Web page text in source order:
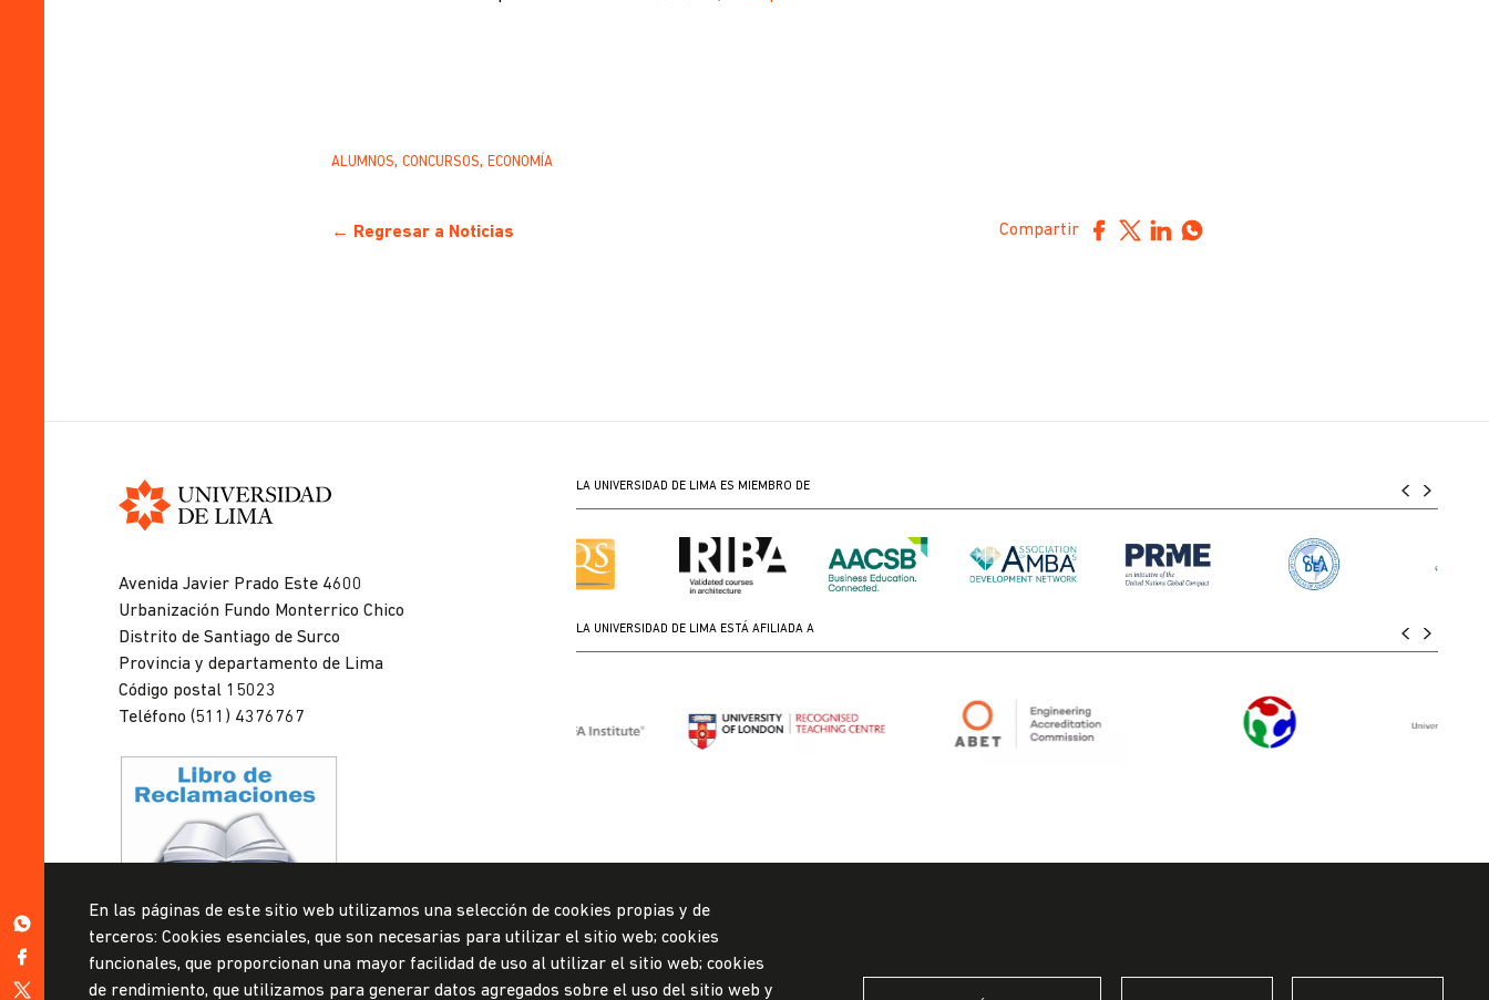
ALUMNOS, CONCURSOS, ECONOMÍA
Compartir
← Regresar a Noticias
Avenida Javier Prado Este 4600
Urbanización Fundo Monterrico Chico
Distrito de Santiago de Surco
Provincia y departamento de Lima
Código postal 15023
Teléfono (511) 4376767
Mesa de partes
© Universidad de Lima, 2024
LA UNIVERSIDAD DE LIMA ES MIEMBRO DE
LA UNIVERSIDAD DE LIMA ESTÁ AFILIADA A
En las páginas de este sitio web utilizamos una selección de cookies propias y de
terceros: Cookies esenciales, que son necesarias para utilizar el sitio web; cookies
funcionales, que proporcionan una mayor facilidad de uso al utilizar el sitio web; cookies
de rendimiento, que utilizamos para generar datos agregados sobre el uso del sitio web y
https://wa.me/51999967160
https://www.facebook.com/ulima.pe
https://twitter.com/udelima